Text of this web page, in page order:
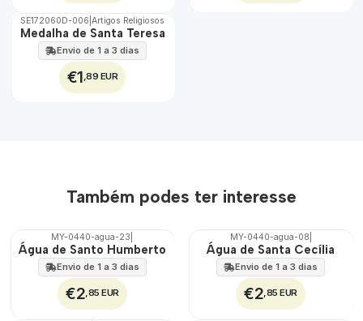
SE172060D-006 Artigos Religiosos
Medalha de Santa Teresa
Envio de 1 a 3 dias
€1,89 EUR
Também podes ter interesse
🇵🇹
100%
MY-0440-agua-23
Água de Santo Humberto
Envio de 1 a 3 dias
€2,85 EUR
🇵🇹
100%
MY-0440-agua-08
Água de Santa Cecília
Envio de 1 a 3 dias
€2,85 EUR